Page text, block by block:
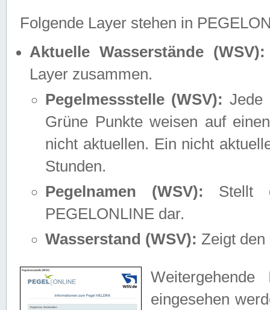
Folgende Layer stehen in
Aktuelle Wasserstände (WSV):
Layer zusammen.
Pegelmessstelle (WSV): Jede
Grüne Punkte weisen auf
nicht aktuellen. Ein nicht
Stunden.
Pegelnamen (WSV): Stellt
PEGELONLINE dar.
Wasserstand (WSV): Zeigt den
eingesehen